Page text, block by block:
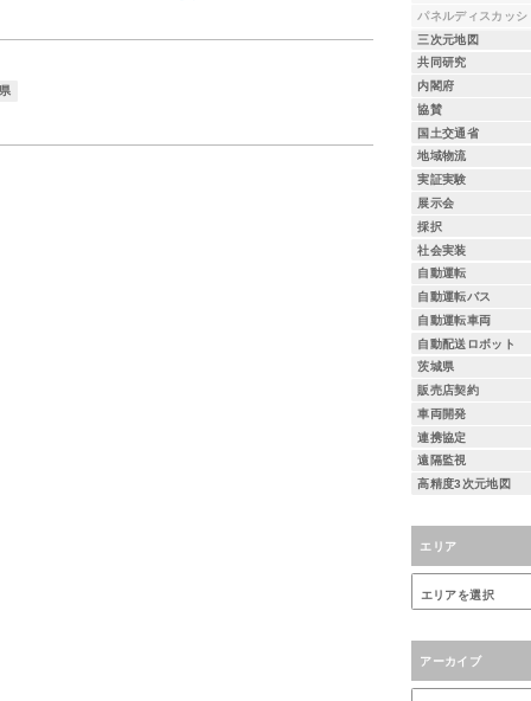
パネルディスカッシ
三次元地図
共同研究
内閣府
協賛
国土交通省
地域物流
実証実験
展示会
採択
社会実装
自動運転
自動運転バス
自動運転車両
自動配送ロボット
茨城県
販売店契約
車両開発
連携協定
遠隔監視
高精度3次元地図
エリア
アーカイブ